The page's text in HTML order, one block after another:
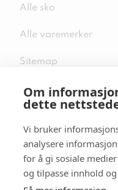
Om
dette
Vi bruker
analysere
for å gi sosiale
og tilpasse innhold og
Alle sko
Alle varemerker
Sitemap
Følg oss i sosiale